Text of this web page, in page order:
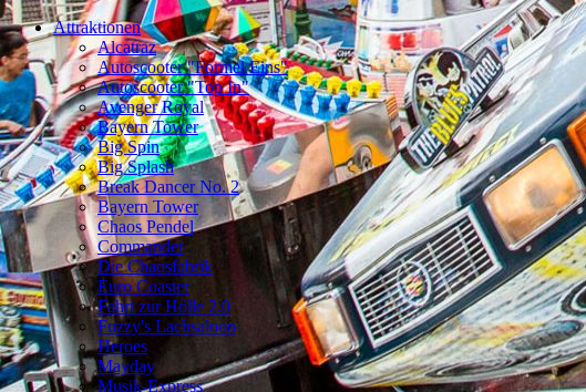
Attraktionen
Alcatraz
Autoscooter "Formel Eins"
Autoscooter "Top In"
Avenger Royal
Bayern Tower
Big Spin
Big Splash
Break Dancer No. 2
Bayern Tower
Chaos Pendel
Commander
Die Chaosfabrik
Euro Coaster
Fahrt zur Hölle 2.0
Fuzzy's Lachsaloon
Heroes
Mayday
Musik-Express